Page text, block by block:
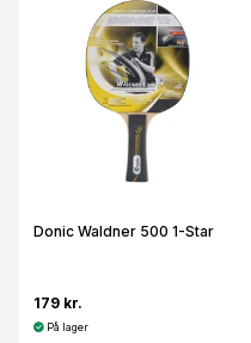
Donic Waldner 500 1-Star
179 kr.
På lager